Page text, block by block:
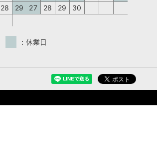
28
29
27
28 29 30
：休業日